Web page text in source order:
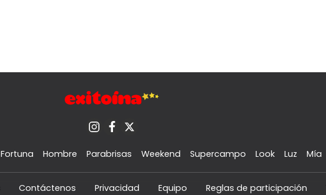
Fortuna Hombre Parabrisas Weekend Supercampo Look Luz Mía
Contáctenos Privacidad Equipo Reglas de participación